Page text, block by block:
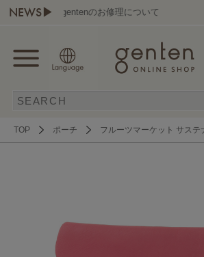
NEWS▶gentenのお修理について
TOP ポーチ フルーツマーケット サステ